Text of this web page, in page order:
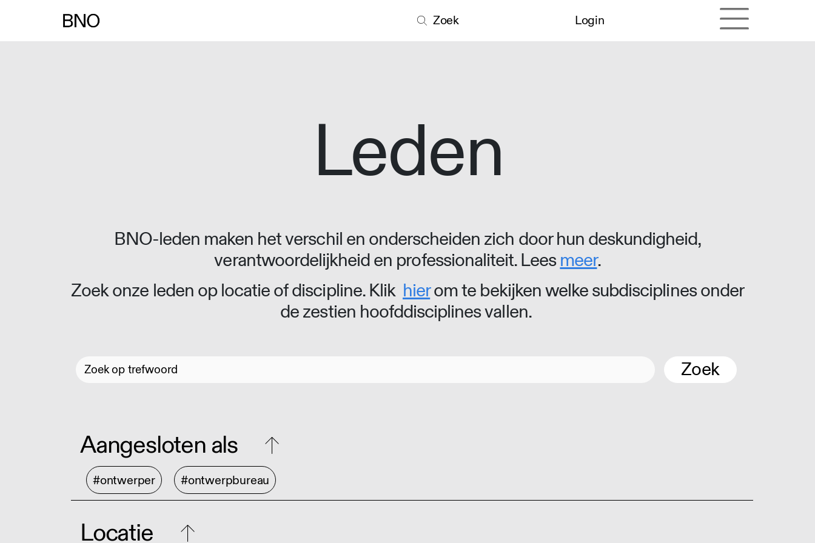
Zoek Login
Leden
BNO-leden maken het verschil en onderscheiden zich door hun deskundigheid,
verantwoordelijkheid en professionaliteit. Leesmeer.
Zoek onze leden op locatie of discipline. Klik hierom te bekijken welke subdisciplines onder
de zestien hoofddisciplines vallen.
Zoek
Aangesloten als
#ontwerper #ontwerpbureau
Locatie